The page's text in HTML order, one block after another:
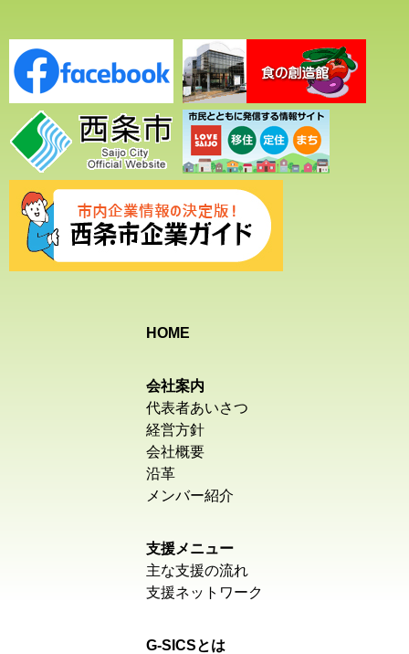
HOME
会社案内
代表者あいさつ
経営方針
会社概要
沿革
メンバー紹介
支援メニュー
主な支援の流れ
支援ネットワーク
G-SICSとは